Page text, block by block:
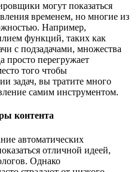
могут показаться
временем, но многие из
Например,
функций, таких как
с подзадачами, множества
просто перегружает
того чтобы
задач, вы тратите много
самим инструментом.
контента
автоматических
отличной идеей,
Однако